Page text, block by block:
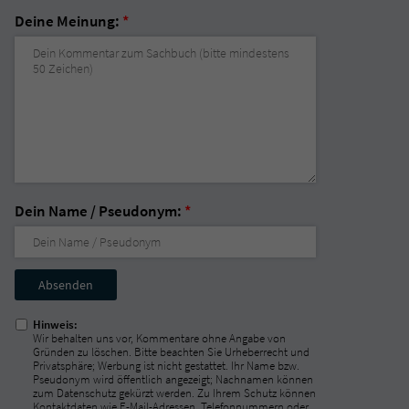
Deine Meinung: *
Dein Name / Pseudonym: *
Nicht
ausfüllen!
Hinweis:
Wir behalten uns vor, Kommentare ohne Angabe von
Gründen zu löschen. Bitte beachten Sie Urheberrecht und
Privatsphäre; Werbung ist nicht gestattet. Ihr Name bzw.
Pseudonym wird öffentlich angezeigt; Nachnamen können
zum Datenschutz gekürzt werden. Zu Ihrem Schutz können